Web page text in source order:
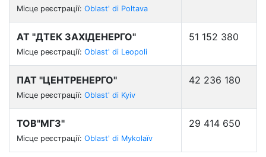
Місце реєстрації: Oblast' di Poltava
АТ "ДТЕК ЗАХІДЕНЕРГО"
Місце реєстрації: Oblast' di Leopoli
51 152 380
ПАТ "ЦЕНТРЕНЕРГО"
Місце реєстрації: Oblast' di Kyiv
42 236 180
ТОВ"МГЗ"
Місце реєстрації: Oblast' di Mykolaïv
29 414 650